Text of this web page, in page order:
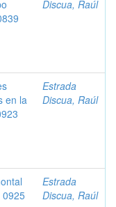
Discua, Raúl
en la
Estrada
Discua, Raúl
0925
Estrada
Discua, Raúl